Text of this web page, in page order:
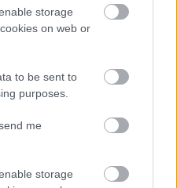
storage
on web or
to be sent to
purposes.
me
storage
szerint Antonelli sokkal
is vezethetne
átigazolásával